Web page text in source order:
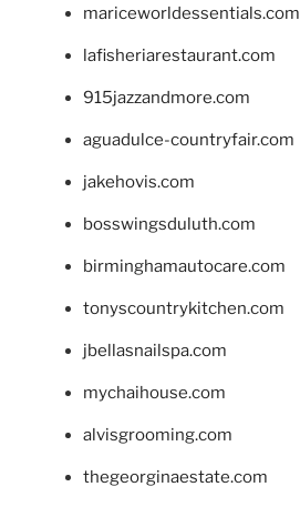
mariceworldessentials.com
lafisheriarestaurant.com
915jazzandmore.com
aguadulce-countryfair.com
jakehovis.com
bosswingsduluth.com
birminghamautocare.com
tonyscountrykitchen.com
jbellasnailspa.com
mychaihouse.com
alvisgrooming.com
thegeorginaestate.com